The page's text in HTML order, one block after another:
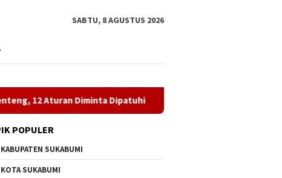
SABTU, 8 AGUSTUS 2026
Diminta Dipatuhi MBG di SDN Pasirwalang Disorot Wali
POPULER
KABUPATEN SUKABUMI
KOTA SUKABUMI